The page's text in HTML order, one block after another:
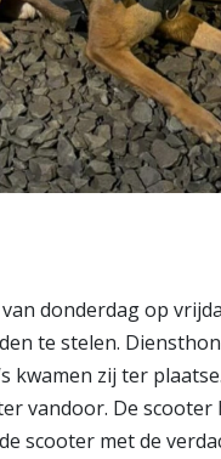
donderdag op
te stelen.
kwamen zij ter
vandoor. De scooter
scooter met de